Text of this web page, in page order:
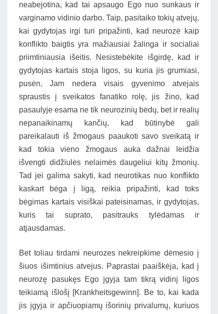
neabejotina, kad tai apsaugo Ego nuo sunkaus ir
varginamo vidinio darbo. Taip, pasitaiko tokių atvejų,
kai gydytojas irgi turi pripažinti, kad neurozė kaip
konflikto baigtis yra mažiausiai žalinga ir socialiai
priimtiniausia išeitis. Nesistebėkite išgirdę, kad ir
gydytojas kartais stoja ligos, su kuria jis grumiasi,
pusėn. Jam nedera visais gyvenimo atvejais
spraustis į sveikatos fanatiko rolę, jis žino, kad
pasaulyje esama ne tik neurozinių bėdų, bet ir realių
nepanaikinamų kančių, kad būtinybė gali
pareikalauti iš žmogaus paaukoti savo sveikatą ir
kad tokia vieno žmogaus auka dažnai leidžia
išvengti didžiulės nelaimės daugeliui kitų žmonių.
Tad jei galima sakyti, kad neurotikas nuo konflikto
kaskart bėga į ligą, reikia pripažinti, kad toks
bėgimas kartais visiškai pateisinamas, ir gydytojas,
kuris tai suprato, pasitrauks tylėdamas ir
atjausdamas.
Bet toliau tirdami neurozes nekreipkime dėmesio į
šiuos išimtinius atvejus. Paprastai paaiškėja, kad į
neurozę pasukęs Ego įgyja tam tikrą vidinį ligos
teikiamą išlošį [Krankheitsgewinn]. Be to, kai kada
jis įgyja ir apčiuopiamų išorinių privalumų, kuriuos